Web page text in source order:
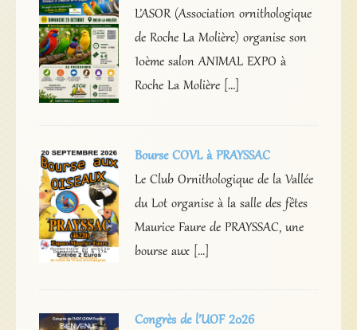
L’ASOR (Association ornithologique
de Roche La Molière) organise son
10ème salon ANIMAL EXPO à
Roche La Molière […]
Bourse COVL à PRAYSSAC
Le Club Ornithologique de la Vallée
du Lot organise à la salle des fêtes
Maurice Faure de PRAYSSAC, une
bourse aux […]
Congrès de l’UOF 2026